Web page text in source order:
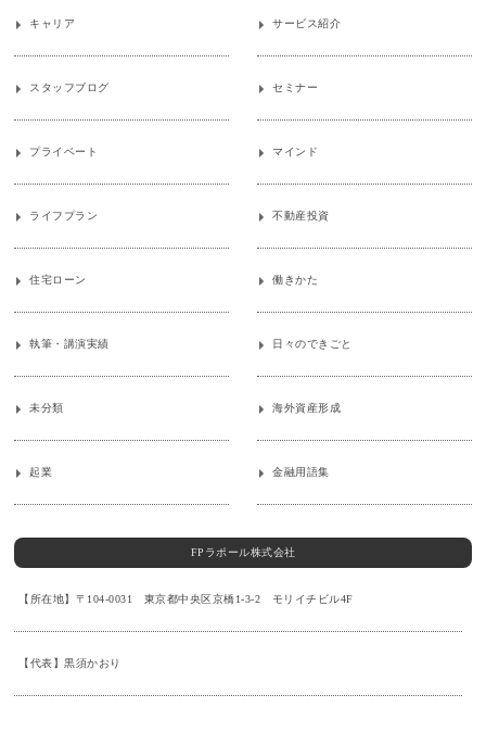
キャリア サービス紹介
スタッフブログ セミナー
プライベート マインド
ライフプラン 不動産投資
住宅ローン 働きかた
執筆・講演実績 日々のできごと
未分類 海外資産形成
起業 金融用語集
FPラポール株式会社
【所在地】〒104-0031 東京都中央区京橋1-3-2 モリイチビル4F
【代表】黒須かおり